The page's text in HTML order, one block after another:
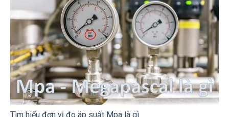
Tìm hiểu đơn vị đo áp suất Mpa là gì